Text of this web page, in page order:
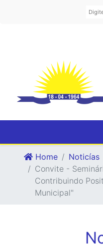
Home
Noticías
Convite -
Contribuindo
Municipal"